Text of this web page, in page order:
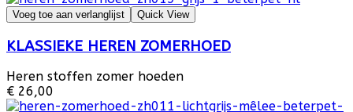
Voeg toe aan verlanglijst Quick View
KLASSIEKE HEREN ZOMERHOED
Heren stoffen zomer hoeden
€ 26,00